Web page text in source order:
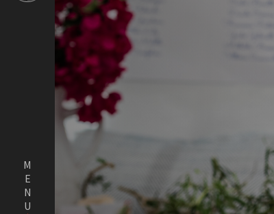
MENU